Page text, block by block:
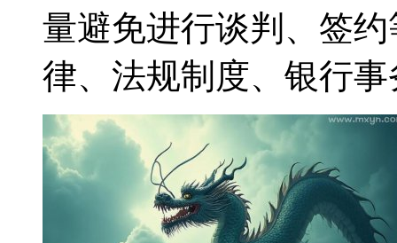
量避免进行谈判、签
律、法规制度、银行